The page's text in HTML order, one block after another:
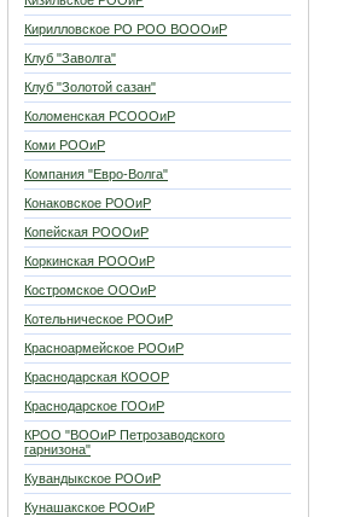
Кирилловское РО РОО ВОООиР
Клуб "Заволга"
Клуб "Золотой сазан"
Коломенская РСОООиР
Коми РООиР
Компания "Евро-Волга"
Конаковское РООиР
Копейская РОООиР
Коркинская РОООиР
Костромское ОООиР
Котельническое РООиР
Красноармейское РООиР
Краснодарская КОООР
Краснодарское ГООиР
КРОО "ВООиР Петрозаводского
гарнизона"
Кувандыкское РООиР
Кунашакское РООиР